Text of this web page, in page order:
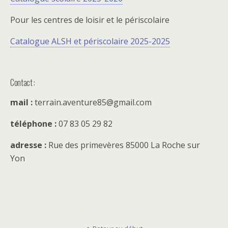
Pour les centres de loisir et le périscolaire
Catalogue ALSH et périscolaire 2025-2025
Contact :
mail :terrain.aventure85@gmail.com
téléphone :07 83 05 29 82
adresse : Rue des primevères 85000 La Roche sur
Yon